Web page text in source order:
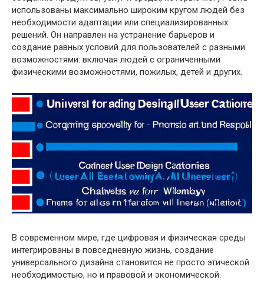
использованы максимально широким кругом людей без
необходимости адаптации или специализированных
решений. Он направлен на устранение барьеров и
создание равных условий для пользователей с разными
возможностями: включая людей с ограниченными
физическими возможностями, пожилых, детей и других.
В современном мире, где цифровая и физическая среды
интегрированы в повседневную жизнь, создание
универсального дизайна становится не просто этической
необходимостью, но и правовой и экономической.